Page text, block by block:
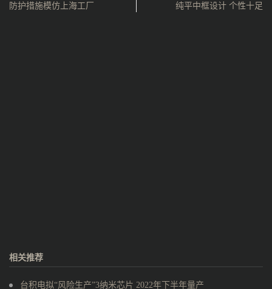
防护措施模仿上海工厂
纯平中框设计 个性十足
相关推荐
台积电拟“风险生产”3纳米芯片 2022年下半年量产